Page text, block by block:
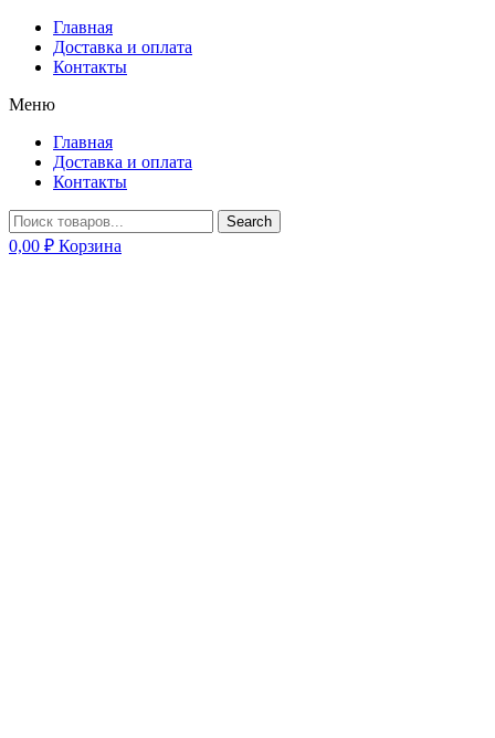
Главная
Доставка и оплата
Контакты
Меню
Главная
Доставка и оплата
Контакты
Search
0,00 ₽ Корзина